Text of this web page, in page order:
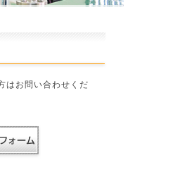
はお問い合わせくだ